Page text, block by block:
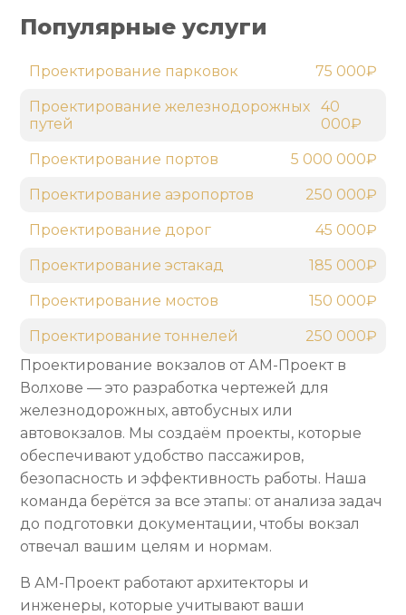
Проектирование вокзалов от АМ-Проект в
Волхове — это разработка чертежей для
железнодорожных, автобусных или
автовокзалов. Мы создаём проекты, которые
обеспечивают удобство пассажиров,
безопасность и эффективность работы. Наша
команда берётся за все этапы: от анализа задач
до подготовки документации, чтобы вокзал
отвечал вашим целям и нормам.
В АМ-Проект работают архитекторы и
инженеры, которые учитывают ваши
Популярные услуги
Проектирование парковок 75 000₽
Проектирование железнодорожных
путей
40
000₽
Проектирование портов 5 000 000₽
Проектирование аэропортов 250 000₽
Проектирование дорог 45 000₽
Проектирование эстакад 185 000₽
Проектирование мостов 150 000₽
Проектирование тоннелей 250 000₽